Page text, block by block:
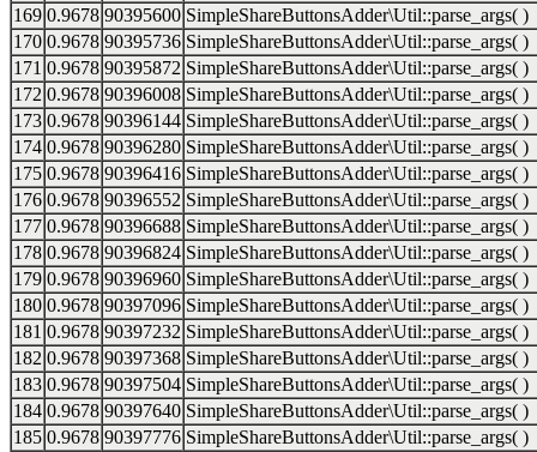
169 0.9678 90395600 SimpleShareButtonsAdder\Util::parse_args( )
170 0.9678 90395736 SimpleShareButtonsAdder\Util::parse_args( )
171 0.9678 90395872 SimpleShareButtonsAdder\Util::parse_args( )
172 0.9678 90396008 SimpleShareButtonsAdder\Util::parse_args( )
173 0.9678 90396144 SimpleShareButtonsAdder\Util::parse_args( )
174 0.9678 90396280 SimpleShareButtonsAdder\Util::parse_args( )
175 0.9678 90396416 SimpleShareButtonsAdder\Util::parse_args( )
176 0.9678 90396552 SimpleShareButtonsAdder\Util::parse_args( )
177 0.9678 90396688 SimpleShareButtonsAdder\Util::parse_args( )
178 0.9678 90396824 SimpleShareButtonsAdder\Util::parse_args( )
179 0.9678 90396960 SimpleShareButtonsAdder\Util::parse_args( )
180 0.9678 90397096 SimpleShareButtonsAdder\Util::parse_args( )
181 0.9678 90397232 SimpleShareButtonsAdder\Util::parse_args( )
182 0.9678 90397368 SimpleShareButtonsAdder\Util::parse_args( )
183 0.9678 90397504 SimpleShareButtonsAdder\Util::parse_args( )
184 0.9678 90397640 SimpleShareButtonsAdder\Util::parse_args( )
185 0.9678 90397776 SimpleShareButtonsAdder\Util::parse_args( )